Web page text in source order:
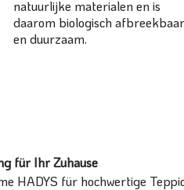
natuurlijke materialen en is
daarom biologisch afbreekbaar
en duurzaam.
für Ihr Zuhause
HADYS für hochwertige